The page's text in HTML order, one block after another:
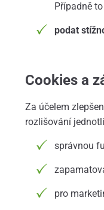
Případně
podat
Cookies a
Za účelem
rozlišování
správnou
pro